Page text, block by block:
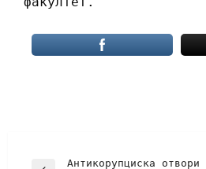
Антикорупциска отвори